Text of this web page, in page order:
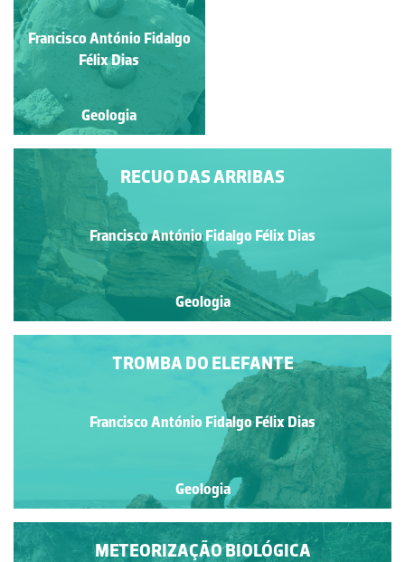
TAFONIZADO
Francisco Sousa
Geologia
RECUO DAS ARRIBAS
Francisco António Fidalgo Félix Dias
Geologia
TROMBA DO ELEFANTE
Francisco António Fidalgo Félix Dias
Geologia
METEORIZAÇÃO BIOLÓGICA
Francisco António Fidalgo
Félix Dias
Geologia